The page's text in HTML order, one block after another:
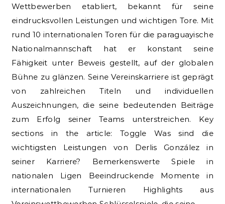
Wettbewerben etabliert, bekannt für seine
eindrucksvollen Leistungen und wichtigen Tore. Mit
rund 10 internationalen Toren für die paraguayische
Nationalmannschaft hat er konstant seine
Fähigkeit unter Beweis gestellt, auf der globalen
Bühne zu glänzen. Seine Vereinskarriere ist geprägt
von zahlreichen Titeln und individuellen
Auszeichnungen, die seine bedeutenden Beiträge
zum Erfolg seiner Teams unterstreichen. Key
sections in the article: Toggle Was sind die
wichtigsten Leistungen von Derlis González in
seiner Karriere? Bemerkenswerte Spiele in
nationalen Ligen Beeindruckende Momente in
internationalen Turnieren Highlights aus